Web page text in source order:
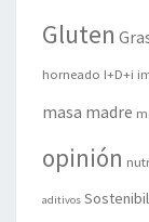
Gluten
horneado I+D+i
masa madre
opinión
aditivos